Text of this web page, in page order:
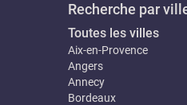
Recherche par
Toutes les villes
Aix-en-Provence
Angers
Annecy
Bordeaux